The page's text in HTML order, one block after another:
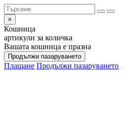
×
Кошница
артикули за количка
Вашата кошница е празна
Продължи пазаруването
Плащане Продължи пазаруването